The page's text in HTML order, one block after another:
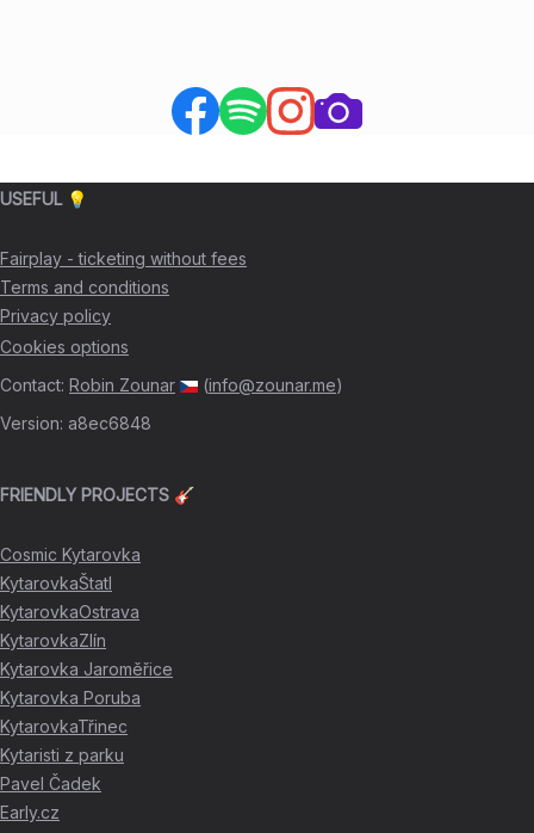
USEFUL 💡
Fairplay - ticketing without fees
Terms and conditions
Privacy policy
Cookies options
Contact: Robin Zounar (info@zounar.me)
Version: a8ec6848
FRIENDLY PROJECTS 🎸
Cosmic Kytarovka
KytarovkaŠtatl
KytarovkaOstrava
KytarovkaZlín
Kytarovka Jaroměřice
Kytarovka Poruba
KytarovkaTřinec
Kytaristi z parku
Pavel Čadek
Early.cz